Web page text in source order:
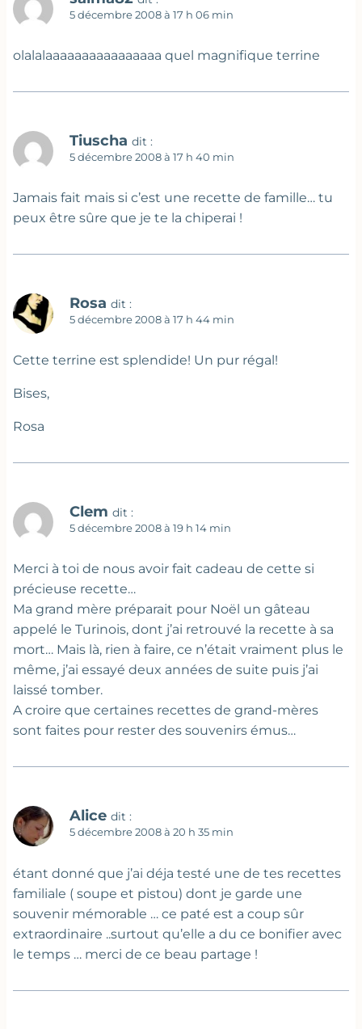
5 décembre 2008 à 17 h 06 min
olalalaaaaaaaaaaaaaaaa quel magnifique terrine
Tiuscha dit :
5 décembre 2008 à 17 h 40 min
Jamais fait mais si c’est une recette de famille… tu
peux être sûre que je te la chiperai !
Rosa dit :
5 décembre 2008 à 17 h 44 min
Cette terrine est splendide! Un pur régal!
Bises,
Rosa
Clem dit :
5 décembre 2008 à 19 h 14 min
Merci à toi de nous avoir fait cadeau de cette si
précieuse recette…
Ma grand mère préparait pour Noël un gâteau
appelé le Turinois, dont j’ai retrouvé la recette à sa
mort… Mais là, rien à faire, ce n’était vraiment plus le
même, j’ai essayé deux années de suite puis j’ai
laissé tomber.
A croire que certaines recettes de grand-mères
sont faites pour rester des souvenirs émus…
Alice dit :
5 décembre 2008 à 20 h 35 min
étant donné que j’ai déja testé une de tes recettes
familiale ( soupe et pistou) dont je garde une
souvenir mémorable … ce paté est a coup sûr
extraordinaire ..surtout qu’elle a du ce bonifier avec
le temps … merci de ce beau partage !